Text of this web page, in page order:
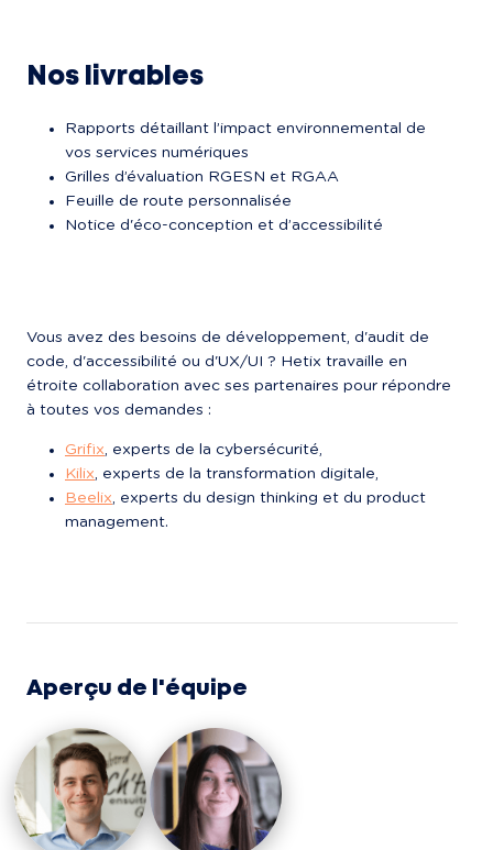
Nos livrables
Rapports détaillant l’impact environnemental de
vos services numériques
Grilles d’évaluation RGESN et RGAA
Feuille de route personnalisée
Notice d'éco-conception et d’accessibilité
Vous avez des besoins de développement, d'audit de
code, d'accessibilité ou d'UX/UI ? Hetix travaille en
étroite collaboration avec ses partenaires pour répondre
à toutes vos demandes :
Grifix, experts de la cybersécurité,
Kilix, experts de la transformation digitale,
Beelix, experts du design thinking et du product
management.
Aperçu de l'équipe